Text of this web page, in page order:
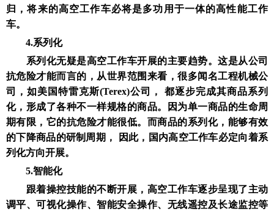
归，将来的高空工作车必将是多功用于一体的高性能工作
车。
4.系列化
系列化无疑是高空工作车开展的主要趋势。这是从公司
抗危险才能而言的，从世界范围来看，很多闻名工程机械公
司，如美国特雷克斯(Terex)公司， 都逐步完成其商品系列
化，形成了各种不一样规格的商品。因为单一商品的生命周
期有限，它的抗危险才能很低。而商品的系列化，能够有效
的下降商品的研制周期， 因此，国内高空工作车必定向着系
列化方向开展。
5.智能化
跟着操控技能的不断开展，高空工作车逐步呈现了主动
调平、可视化操作、智能安全操作、无线遥控及长途监控等